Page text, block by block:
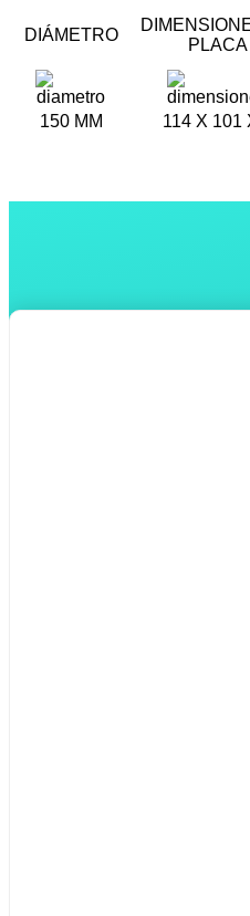
DIÁMETRO
PLACA
150 MM 114 X 101